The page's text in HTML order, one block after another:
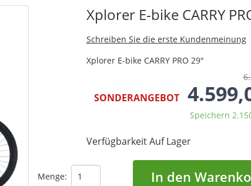
Xplorer E-bike CARRY
Schreiben Sie die erste Kundenmeinung
Xplorer E-bike CARRY PRO 29"
SONDERANGEBOT
Speichern
Verfügbarkeit Auf Lager
Menge: In den